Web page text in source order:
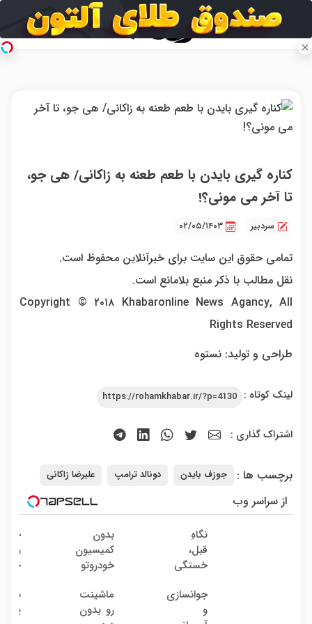
کناره گیری بایدن با طعم طعنه به زاکانی/ هی جو،
تا آخر می مونی؟!
سردبیر ۰۲/۰۵/۱۴۰۳
تمامی حقوق این سایت برای خبرآنلاین محفوظ است.
نقل مطالب با ذکر منبع بلامانع است.
Copyright © ۲۰۱۸ Khabaronline News Agancy, All
Rights Reserved
طراحی و تولید: نستوه
لینک کوتاه : https://rohamkhabar.ir/?p=4130
اشتراک گذاری :
برچسب ها : جوزف بایدن دونالد ترامپ علیرضا زاکانی
از سراسر وب
نگاهِ
قبل،
خستگی
نگاهِ
بعد،
بدون
کمیسیون
خودروتو
جوانسازی
و
ماشینت
رو بدون
پلک